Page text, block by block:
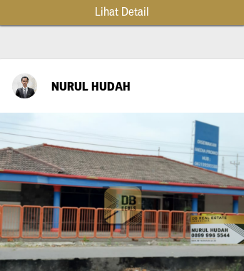
Lihat Detail
NURUL HUDAH